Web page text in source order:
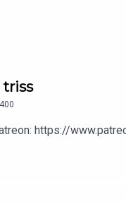
triss
400
https://